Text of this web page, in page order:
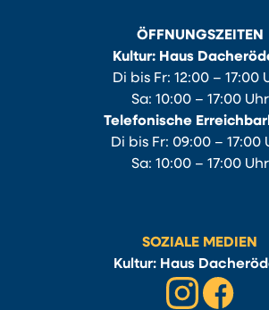
ÖFFNUNGSZEITEN
Kultur: Haus
Di bis Fr: 12:00 – 17:00
Sa: 10:00 – 17:00 Uhr
Telefonische
Di bis Fr: 09:00 – 17:00
Sa: 10:00 – 17:00 Uhr
SOZIALE MEDIEN
Kultur: Haus